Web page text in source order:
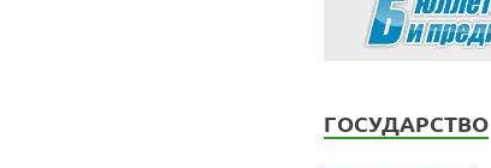
ГОСУДАРСТВО